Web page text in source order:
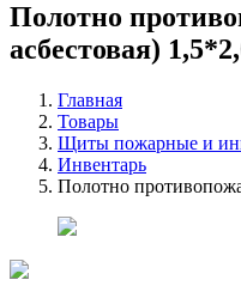
Полотно
асбестовая)
Главная
Товары
Щиты пожарные и
Инвентарь
Полотно